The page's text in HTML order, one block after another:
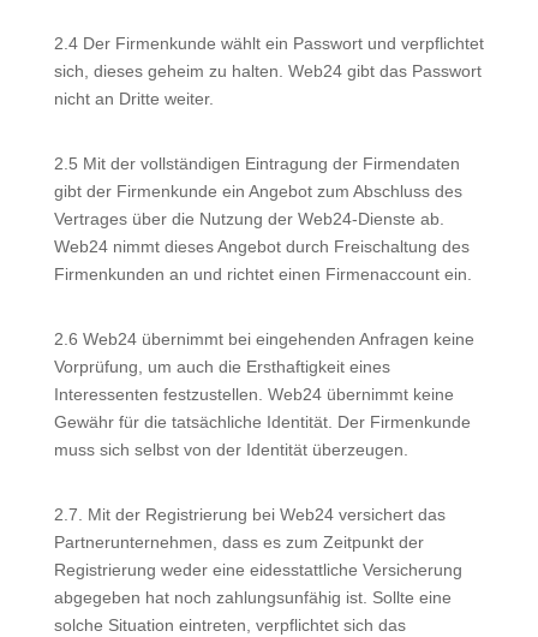
2.4 Der Firmenkunde wählt ein Passwort und verpflichtet
sich, dieses geheim zu halten. Web24 gibt das Passwort
nicht an Dritte weiter.
2.5 Mit der vollständigen Eintragung der Firmendaten
gibt der Firmenkunde ein Angebot zum Abschluss des
Vertrages über die Nutzung der Web24-Dienste ab.
Web24 nimmt dieses Angebot durch Freischaltung des
Firmenkunden an und richtet einen Firmenaccount ein.
2.6 Web24 übernimmt bei eingehenden Anfragen keine
Vorprüfung, um auch die Ersthaftigkeit eines
Interessenten festzustellen. Web24 übernimmt keine
Gewähr für die tatsächliche Identität. Der Firmenkunde
muss sich selbst von der Identität überzeugen.
2.7. Mit der Registrierung bei Web24 versichert das
Partnerunternehmen, dass es zum Zeitpunkt der
Registrierung weder eine eidesstattliche Versicherung
abgegeben hat noch zahlungsunfähig ist. Sollte eine
solche Situation eintreten, verpflichtet sich das